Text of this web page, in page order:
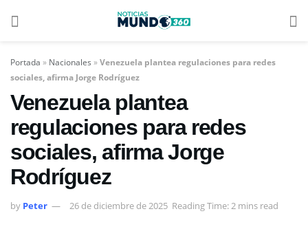
Portada » Nacionales »Venezuela plantea regulaciones para redes
sociales, afirma Jorge Rodríguez
Venezuela plantea
regulaciones para redes
sociales, afirma Jorge
Rodríguez
by Peter 26 de diciembre de 2025 Reading Time: 2 mins read